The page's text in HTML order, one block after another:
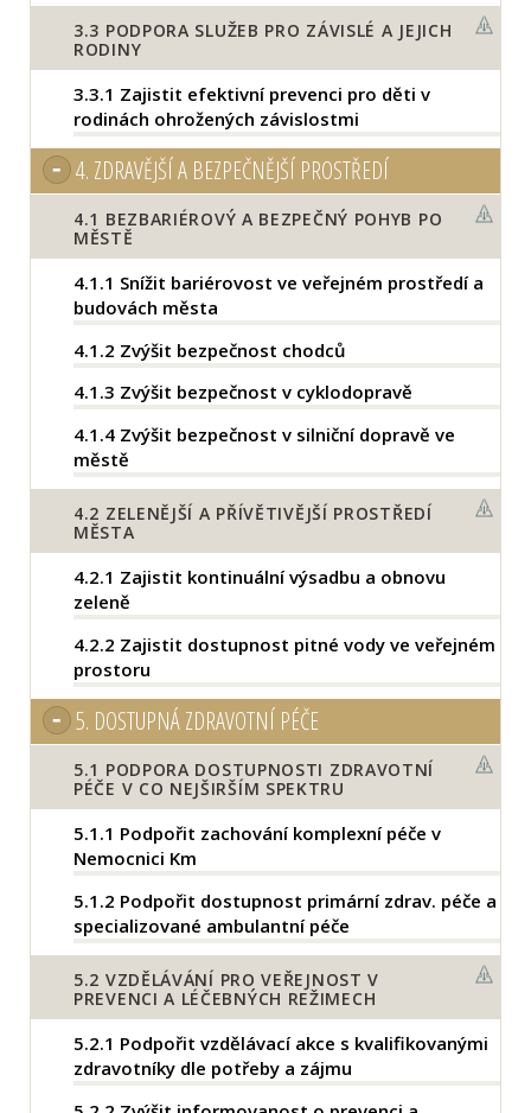
3.3 PODPORA SLUŽEB PRO ZÁVISLÉ A JEJICH
RODINY
3.3.1 Zajistit efektivní prevenci pro děti v
rodinách ohrožených závislostmi
4. ZDRAVĚJŠÍ A BEZPEČNĚJŠÍ PROSTŘEDÍ
4.1 BEZBARIÉROVÝ A BEZPEČNÝ POHYB PO
MĚSTĚ
4.1.1 Snížit bariérovost ve veřejném prostředí a
budovách města
4.1.2 Zvýšit bezpečnost chodců
4.1.3 Zvýšit bezpečnost v cyklodopravě
4.1.4 Zvýšit bezpečnost v silniční dopravě ve
městě
4.2 ZELENĚJŠÍ A PŘÍVĚTIVĚJŠÍ PROSTŘEDÍ
MĚSTA
4.2.1 Zajistit kontinuální výsadbu a obnovu
zeleně
4.2.2 Zajistit dostupnost pitné vody ve veřejném
prostoru
5. DOSTUPNÁ ZDRAVOTNÍ PÉČE
5.1 PODPORA DOSTUPNOSTI ZDRAVOTNÍ
PÉČE V CO NEJŠIRŠÍM SPEKTRU
5.1.1 Podpořit zachování komplexní péče v
Nemocnici Km
5.1.2 Podpořit dostupnost primární zdrav. péče a
specializované ambulantní péče
5.2 VZDĚLÁVÁNÍ PRO VEŘEJNOST V
PREVENCI A LÉČEBNÝCH REŽIMECH
5.2.1 Podpořit vzdělávací akce s kvalifikovanými
zdravotníky dle potřeby a zájmu